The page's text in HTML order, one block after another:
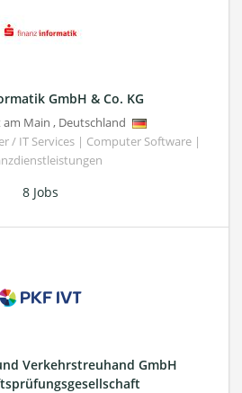
GmbH & Co. KG
Main , Deutschland
/ IT Services | Computer Software |
8 Jobs
Verkehrstreuhand GmbH